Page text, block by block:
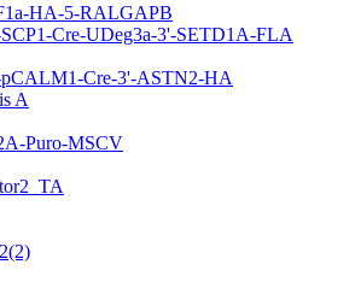
HA-5-RALGAPB
Cre-UDeg3a-3'-SETD1A-FLA
Cre-3'-ASTN2-HA
A
Puro-MSCV